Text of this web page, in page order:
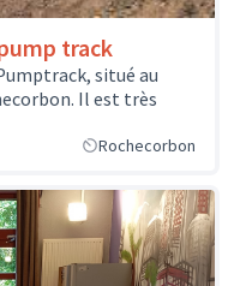
track
situé au
Il est très
Rochecorbon